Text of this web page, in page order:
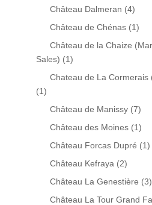
Château Dalmeran (4)
Château de Chénas (1)
Château de la Chaize
Sales) (1)
Chateau de La Cormerais
(1)
Château de Manissy (7)
Château des Moines (1)
Château Forcas Dupré (1)
Château Kefraya (2)
Château La Genestière (3)
Château La Tour Grand